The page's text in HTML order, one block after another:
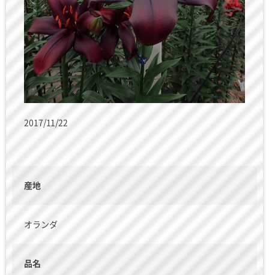
2017/11/22
産地
オランダ
品名